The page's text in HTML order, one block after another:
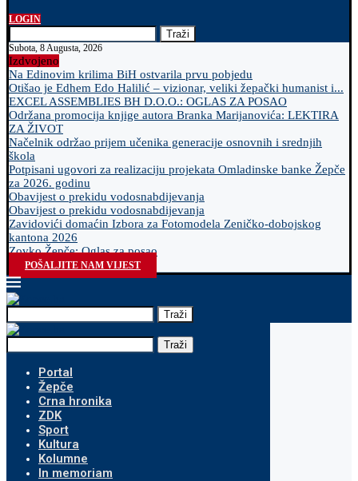
LOGIN
Traži
Subota, 8 Augusta, 2026
Izdvojeno
Na Edinovim krilima BiH ostvarila prvu pobjedu
Otišao je Edhem Edo Halilić – vizionar, veliki žepački humanist i...
EXCEL ASSEMBLIES BH D.O.O.: OGLAS ZA POSAO
Održana promocija knjige autora Branka Marijanovića: LEKTIRA
ZA ŽIVOT
Načelnik održao prijem učenika generacije osnovnih i srednjih
škola
Potpisani ugovori za realizaciju projekata Omladinske banke Žepče
za 2026. godinu
Obavijest o prekidu vodosnabdijevanja
Obavijest o prekidu vodosnabdijevanja
Zavidovići domaćin Izbora za Fotomodela Zeničko-dobojskog
kantona 2026
Zovko Žepče: Oglas za posao
POŠALJITE NAM VIJEST
Traži
Traži
Portal
Žepče
Crna hronika
ZDK
Sport
Kultura
Kolumne
In memoriam